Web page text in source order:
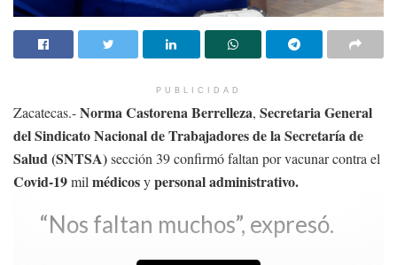
sanitariosque se conocen desde hace meses, como el uso de
cubrebocas, respetar la distancia entre personas y no saludar de
mano o beso, para que se actúe responsablemente y no provocar
#LGBTTTIQ
PUBLICIDAD
Zacatecas.-Norma Castorena Berrelleza, Secretaria General
del Sindicato Nacional de Trabajadores de la Secretaría de
Salud (SNTSA)sección 39 confirmó faltan por vacunar contra el
Covid-19mil médicosypersonal administrativo.
“Nos faltan muchos”, expresó.